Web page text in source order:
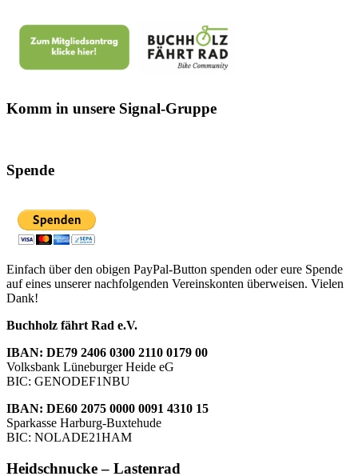
Komm in unsere Signal-Gruppe
Spende
Einfach über den obigen PayPal-Button spenden oder eure Spende
auf eines unserer nachfolgenden Vereinskonten überweisen. Vielen
Dank!
Buchholz fährt Rad e.V.
IBAN: DE79 2406 0300 2110 0179 00
Volksbank Lüneburger Heide eG
BIC: GENODEF1NBU
IBAN: DE60 2075 0000 0091 4310 15
Sparkasse Harburg-Buxtehude
BIC: NOLADE21HAM
Heidschnucke – Lastenrad